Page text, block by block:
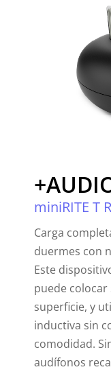
miniRITE T
Carga
duermes con
Este
puede
superficie, y
inductiva sin
comodidad.
audífonos